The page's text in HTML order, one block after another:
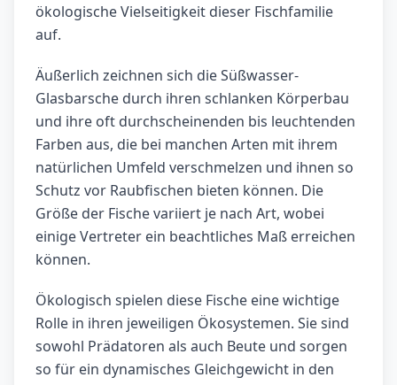
ökologische Vielseitigkeit dieser Fischfamilie
auf.
Äußerlich zeichnen sich die Süßwasser-
Glasbarsche durch ihren schlanken Körperbau
und ihre oft durchscheinenden bis leuchtenden
Farben aus, die bei manchen Arten mit ihrem
natürlichen Umfeld verschmelzen und ihnen so
Schutz vor Raubfischen bieten können. Die
Größe der Fische variiert je nach Art, wobei
einige Vertreter ein beachtliches Maß erreichen
können.
Ökologisch spielen diese Fische eine wichtige
Rolle in ihren jeweiligen Ökosystemen. Sie sind
sowohl Prädatoren als auch Beute und sorgen
so für ein dynamisches Gleichgewicht in den